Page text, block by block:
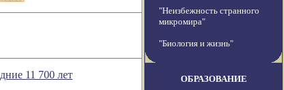
11 700 лет
"Неизбежность странного
микромира"
"Биология и жизнь"
ОБРАЗОВАНИЕ